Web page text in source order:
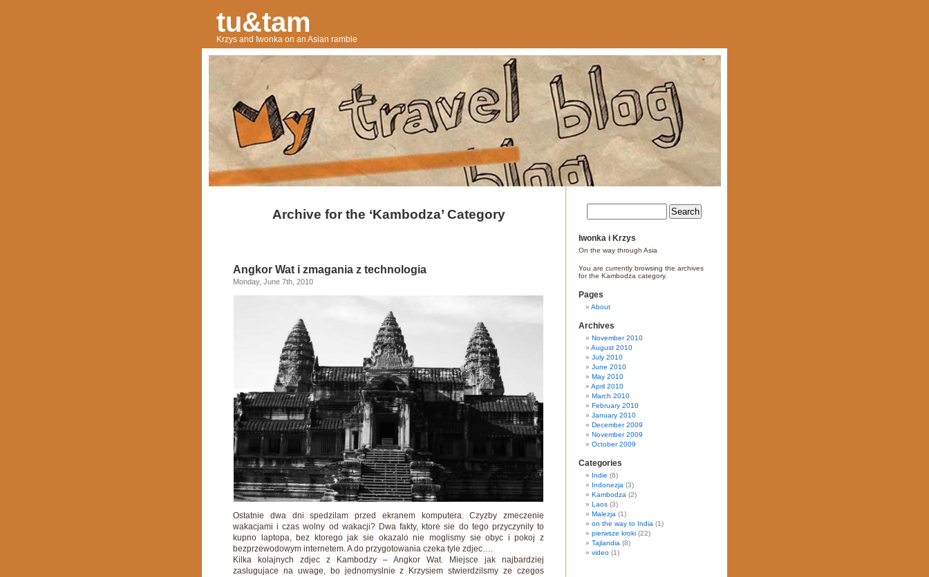
tu&tam
Krzys and Iwonka on an Asian ramble
Archive for the ‘Kambodza’ Category
Angkor Wat i zmagania z technologia
Monday, June 7th, 2010
Ostatnie dwa dni spedzilam przed ekranem komputera. Czyzby zmeczenie
wakacjami i czas wolny od wakacji? Dwa fakty, ktore sie do tego przyczynily to
kupno laptopa, bez ktorego jak sie okazalo nie moglismy sie obyc i pokoj z
bezprzewodowym internetem. A do przygotowania czeka tyle zdjec….
Kilka kolajnych zdjec z Kambodzy – Angkor Wat. Miejsce jak najbardziej
zaslugujace na uwage, bo jednomyslnie z Krzysiem stwierdzilsmy ze czegos
Iwonka i Krzys
On the way through Asia
You are currently browsing the archives
for the Kambodza category.
Pages
About
Archives
November 2010
August 2010
July 2010
June 2010
May 2010
April 2010
March 2010
February 2010
January 2010
December 2009
November 2009
October 2009
Categories
Indie (6)
Indonezja (3)
Kambodza (2)
Laos (3)
Malezja (1)
on the way to India (1)
pierwsze kroki (22)
Tajlandia (8)
video (1)